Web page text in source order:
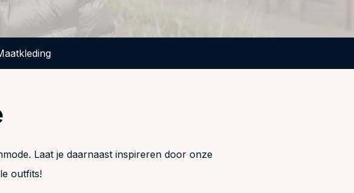
Laat je daarnaast inspireren door onze
outfits!